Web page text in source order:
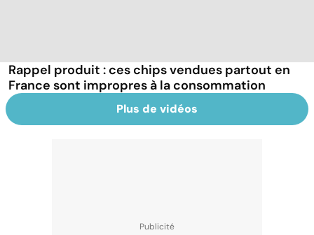
Rappel produit : ces chips vendues partout en
France sont impropres à la consommation
Plus de vidéos